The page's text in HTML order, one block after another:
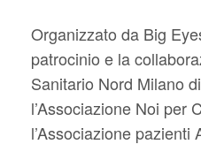
Organizzato da Big
patrocinio e la
Sanitario Nord Milano
l’Associazione Noi per
l’Associazione pazienti